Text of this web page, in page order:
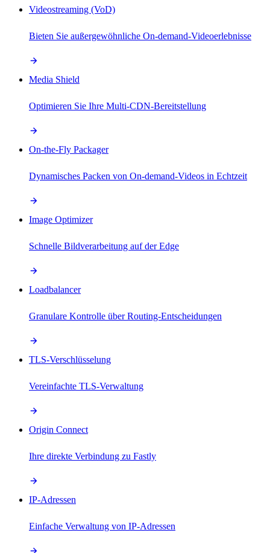
Videostreaming (VoD)
Bieten Sie außergewöhnliche On-demand-Videoerlebnisse
Media Shield
Optimieren Sie Ihre Multi-CDN-Bereitstellung
On-the-Fly Packager
Dynamisches Packen von On-demand-Videos in Echtzeit
Image Optimizer
Schnelle Bildverarbeitung auf der Edge
Loadbalancer
Granulare Kontrolle über Routing-Entscheidungen
TLS-Verschlüsselung
Vereinfachte TLS-Verwaltung
Origin Connect
Ihre direkte Verbindung zu Fastly
IP-Adressen
Einfache Verwaltung von IP-Adressen